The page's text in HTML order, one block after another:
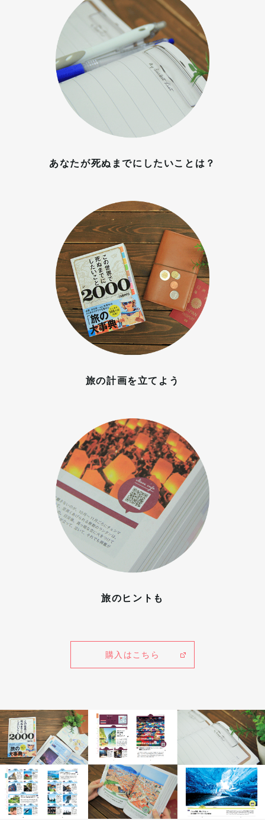
あなたが死ぬまでにしたいことは？
旅の計画を立てよう
旅のヒントも
購入はこちら